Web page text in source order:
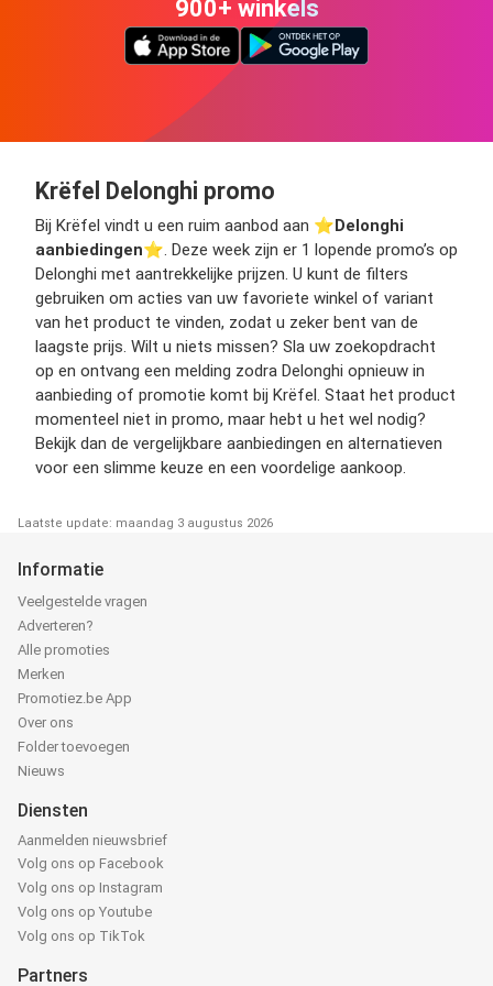
900+ winkels
Krëfel Delonghi promo
Bij Krëfel vindt u een ruim aanbod aan ⭐️Delonghi
aanbiedingen⭐️. Deze week zijn er 1 lopende promo’s op
Delonghi met aantrekkelijke prijzen. U kunt de filters
gebruiken om acties van uw favoriete winkel of variant
van het product te vinden, zodat u zeker bent van de
laagste prijs. Wilt u niets missen? Sla uw zoekopdracht
op en ontvang een melding zodra Delonghi opnieuw in
aanbieding of promotie komt bij Krëfel. Staat het product
momenteel niet in promo, maar hebt u het wel nodig?
Bekijk dan de vergelijkbare aanbiedingen en alternatieven
voor een slimme keuze en een voordelige aankoop.
Laatste update: maandag 3 augustus 2026
Informatie
Veelgestelde vragen
Adverteren?
Alle promoties
Merken
Promotiez.be App
Over ons
Folder toevoegen
Nieuws
Diensten
Aanmelden nieuwsbrief
Volg ons op Facebook
Volg ons op Instagram
Volg ons op Youtube
Volg ons op TikTok
Partners